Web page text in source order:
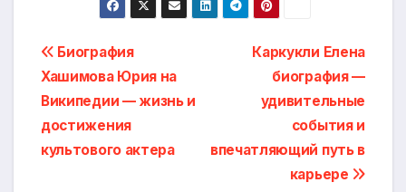
Навигация
по
записям
Каркукли Елена
биография —
удивительные
события и
впечатляющий путь в
карьере
Биография
Хашимова Юрия на
Википедии — жизнь и
достижения
культового актера